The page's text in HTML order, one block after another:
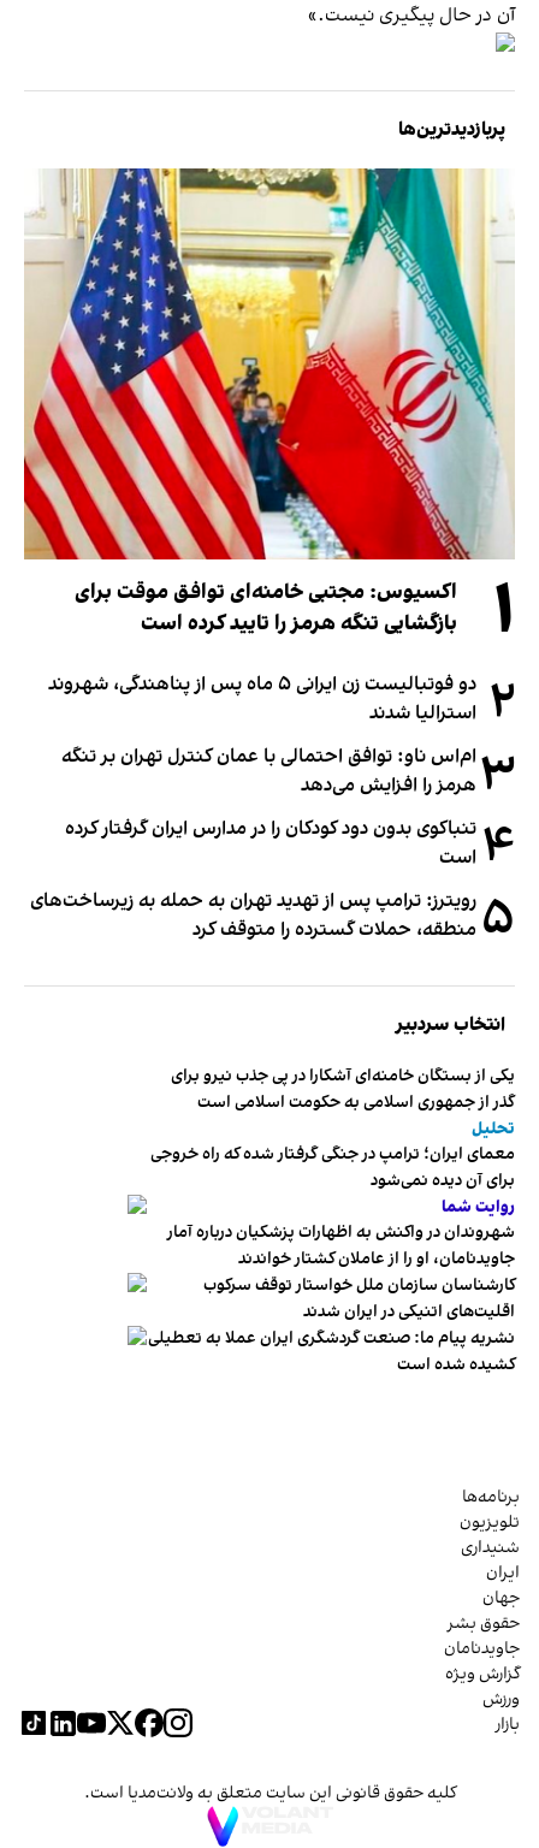
آن در حال پیگیری نیست.»
پربازدیدترین‌ها
۱
اکسیوس: مجتبی خامنه‌ای توافق موقت برای
بازگشایی تنگه هرمز را تایید کرده است
۲
دو فوتبالیست زن ایرانی ۵ ماه پس از پناهندگی، شهروند
استرالیا شدند
۳ ام‌اس ناو: توافق احتمالی با عمان کنترل تهران بر تنگه
هرمز را افزایش می‌دهد
۴ تنباکوی بدون دود کودکان را در مدارس ایران گرفتار کرده
است
۵ رویترز: ترامپ پس از تهدید تهران به حمله به زیرساخت‌های
منطقه، حملات گسترده را متوقف کرد
انتخاب سردبیر
یکی از بستگان خامنه‌ای آشکارا در پی جذب نیرو برای
گذر از جمهوری اسلامی به حکومت اسلامی است
تحلیل
معمای ایران؛ ترامپ در جنگی گرفتار شده که راه خروجی
برای آن دیده نمی‌شود
روایت شما
شهروندان در واکنش به اظهارات پزشکیان درباره آمار
جاویدنامان، او را از عاملان کشتار خواندند
کارشناسان سازمان ملل خواستار توقف سرکوب
اقلیت‌های اتنیکی در ایران شدند
نشریه پیام ما: صنعت گردشگری ایران عملا به تعطیلی
کشیده شده است
برنامه‌ها
تلویزیون
شنیداری
ایران
جهان
حقوق بشر
جاویدنامان
گزارش ویژه
ورزش
بازار
کلیه حقوق قانونی این سایت متعلق به ولانت‌مدیا است.